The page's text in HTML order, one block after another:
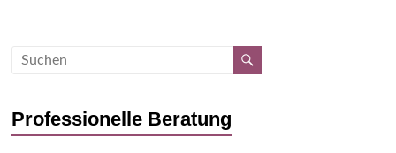
Professionelle Beratung